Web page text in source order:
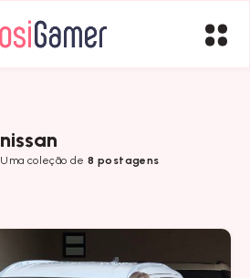
nissan
Uma coleção de8 postagens